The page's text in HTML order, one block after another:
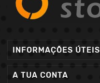
INFORMAÇÕES ÚTEIS
A TUA CONTA